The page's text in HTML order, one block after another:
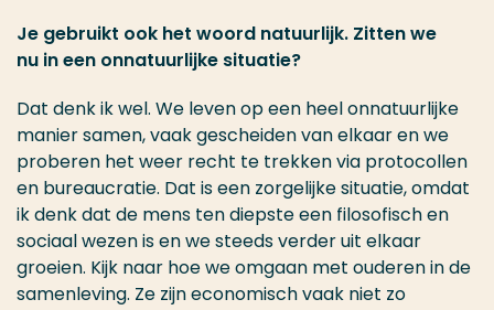
Je gebruikt ook het woord natuurlijk. Zitten we
nu in een onnatuurlijke situatie?
Dat denk ik wel. We leven op een heel onnatuurlijke
manier samen, vaak gescheiden van elkaar en we
proberen het weer recht te trekken via protocollen
en bureaucratie. Dat is een zorgelijke situatie, omdat
ik denk dat de mens ten diepste een filosofisch en
sociaal wezen is en we steeds verder uit elkaar
groeien. Kijk naar hoe we omgaan met ouderen in de
samenleving. Ze zijn economisch vaak niet zo